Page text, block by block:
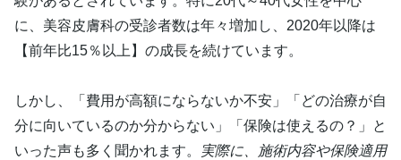
に、美容皮膚科の受診者数は年々増加し、2020年以降は
【前年比15％以上】の成長を続けています。
しかし、「費用が高額にならないか不安」「どの治療が自
分に向いているのか分からない」「保険は使えるの？」と
いった声も多く聞かれます。
実際に、施術内容や保険適用